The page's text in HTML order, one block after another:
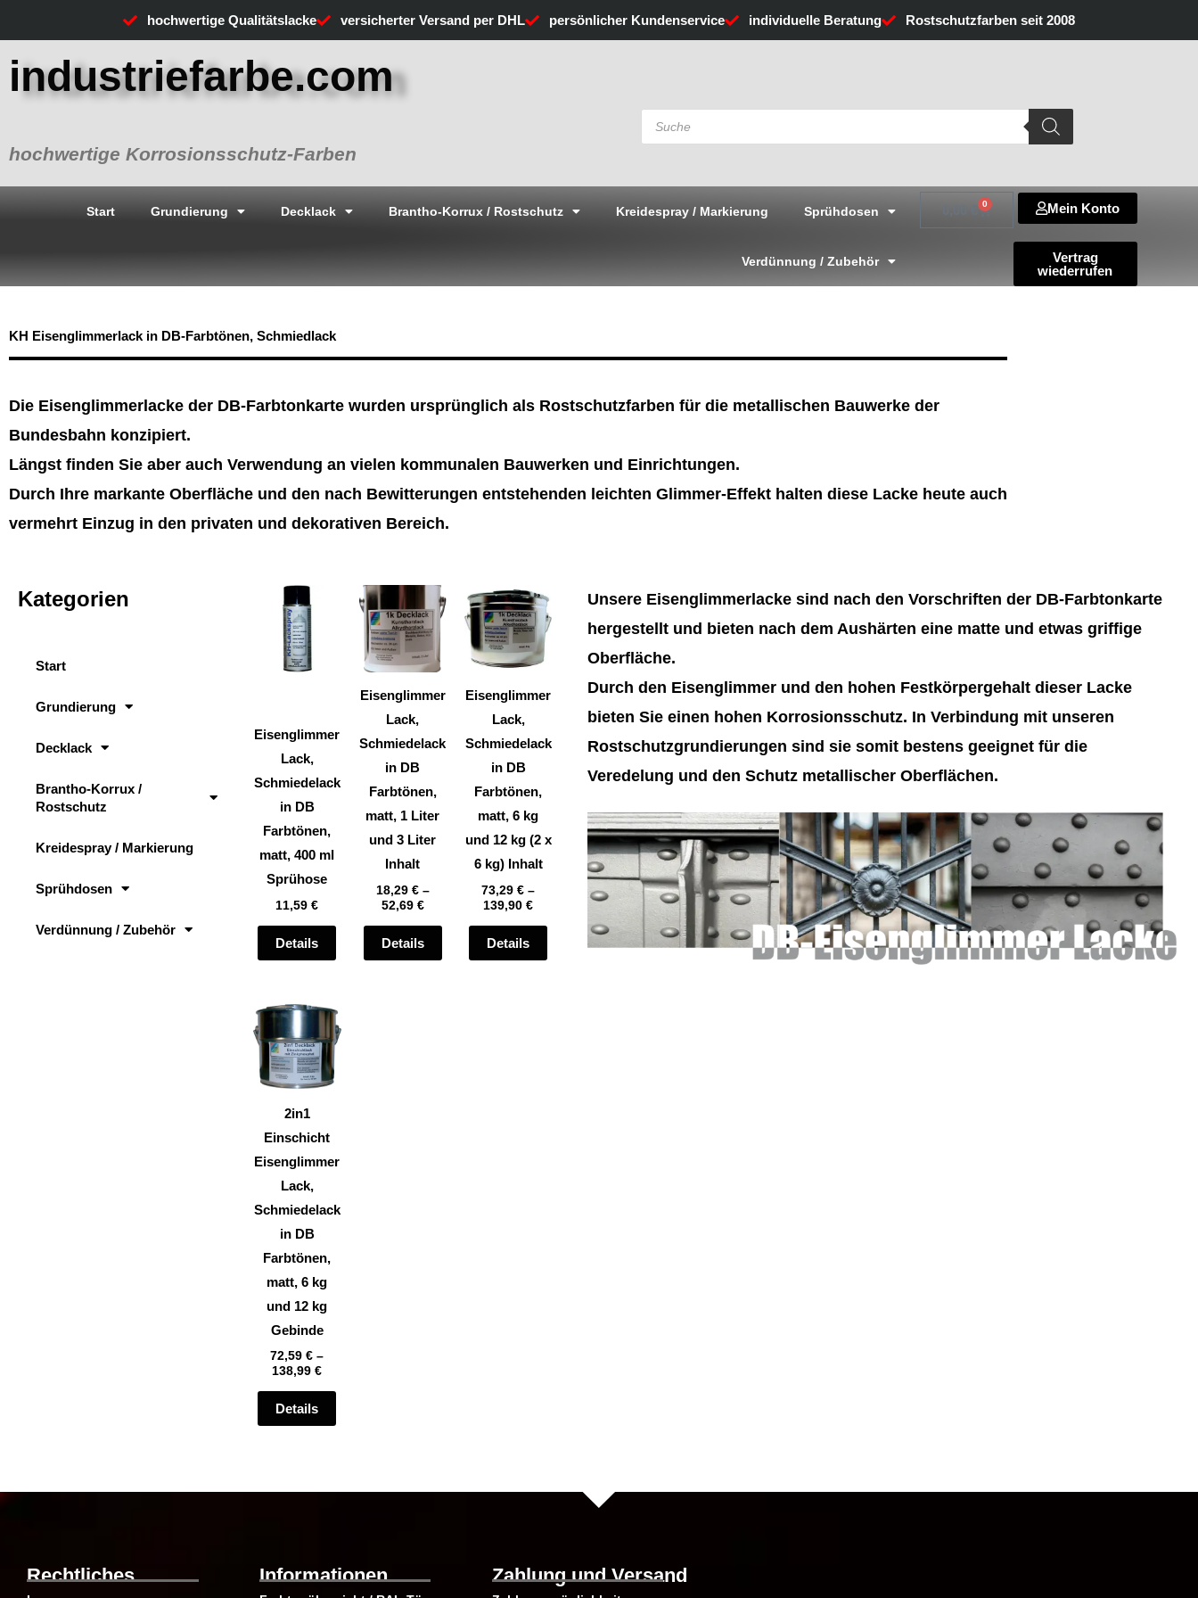
springen
hochwertige Qualitätslacke versicherter Versand per DHL persönlicher Kundenservice individuelle Beratung Rostschutzfarben seit 2008
industriefarbe.com
hochwertige Korrosionsschutz-Farben
Products
search
Start Grundierung Decklack Brantho-Korrux / Rostschutz Kreidespray / Markierung Sprühdosen
Verdünnung / Zubehör
0
WarenkorbMein Konto
Vertrag
wiederrufen
KH Eisenglimmerlack in DB-Farbtönen, Schmiedlack
Die Eisenglimmerlacke der DB-Farbtonkarte wurden ursprünglich als Rostschutzfarben für die metallischen Bauwerke der
Bundesbahn konzipiert.
Längst finden Sie aber auch Verwendung an vielen kommunalen Bauwerken und Einrichtungen.
Durch Ihre markante Oberfläche und den nach Bewitterungen entstehenden leichten Glimmer-Effekt halten diese Lacke heute auch
vermehrt Einzug in den privaten und dekorativen Bereich.
Kategorien
Start
Grundierung
Decklack
Brantho-Korrux /
Rostschutz
Kreidespray / Markierung
Sprühdosen
Verdünnung / Zubehör
Eisenglimmer
Lack,
Schmiedelack
in DB
Farbtönen,
matt, 400 ml
Sprühose
11,59€
Details
Dieses
Produkt
mehrere
Varianten
Die
Optionen
können
Produktseite
gewählt
Eisenglimmer
Lack,
Schmiedelack
in DB
Farbtönen,
matt, 1 Liter
und 3 Liter
Inhalt
18,29 €–
52,69 €
Details
Dieses
Produkt
weist
mehrere
Varianten
Die
Optionen
können
Produktseite
gewählt
werden
Eisenglimmer
Lack,
Schmiedelack
in DB
Farbtönen,
matt, 6 kg
und 12 kg (2 x
6 kg) Inhalt
73,29 € –
139,90 €
Details
Dieses
Produkt
mehrere
Varianten
Die
der
Produktseite
2in1
Einschicht
Eisenglimmer
Lack,
Schmiedelack
in DB
Farbtönen,
matt, 6 kg
und 12 kg
Gebinde
72,59€ –
138,99€
Details
Dieses
Produkt
Die
können
Unsere Eisenglimmerlacke sind nach den Vorschriften der DB-Farbtonkarte
hergestellt und bieten nach dem Aushärten eine matte und etwas griffige
Oberfläche.
Durch den Eisenglimmer und den hohen Festkörpergehalt dieser Lacke
bieten Sie einen hohen Korrosionsschutz. In Verbindung mit unseren
Rostschutzgrundierungen sind sie somit bestens geeignet für die
Veredelung und den Schutz metallischer Oberflächen.
Rechtliches Informationen Zahlung und Versand